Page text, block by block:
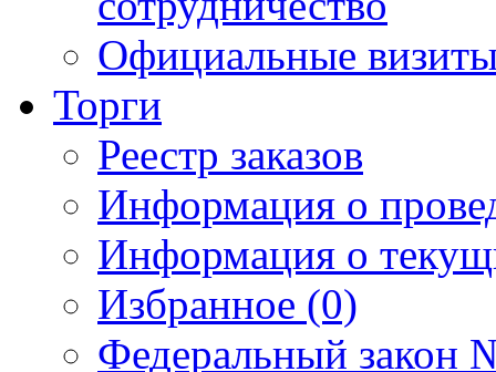
Официальные
Торги
Реестр заказов
Информация о
Информация о
Избранное (0)
Федеральный закон